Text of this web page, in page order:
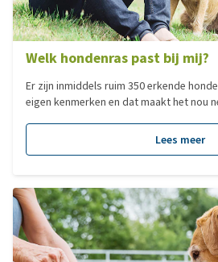
Welk hondenras past bij mij?
Er zijn inmiddels ruim 350 erkende
eigen kenmerken en dat maakt het nou
mensen zoeken een hond op basis van
echter niks over het karakter van een
Lees meer